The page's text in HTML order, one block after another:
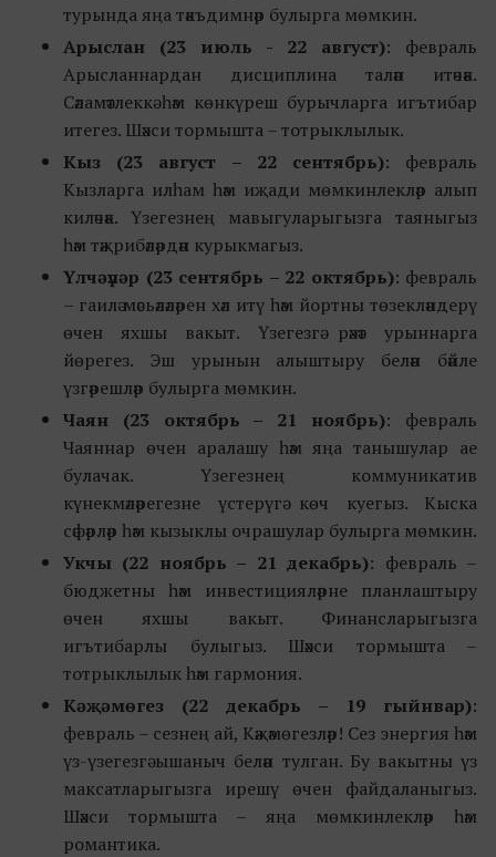
турында яңа тәкъдимнәр булырга мөмкин.
Арыслан (23 июль - 22 август): февраль
Арысланнардан дисциплина таләп итәчәк.
Сәламәтлеккә һәм көнкүреш бурычларга игътибар
итегез. Шәхси тормышта – тотрыклылык.
Кыз (23 август –22 сентябрь): февраль
Кызларга илһам һәм иҗади мөмкинлекләр алып
киләчәк. Үзегезнең мавыгуларыгызга таяныгыз
һәм тәҗрибәләрдән курыкмагыз.
Үлчәүләр (23 сентябрь –22 октябрь): февраль
– гаилә мәсьәләләрен хәл итү һәм йортны төзекләндерү
өчен яхшы вакыт. Үзегезгә рәхәт урыннарга
йөрегез. Эш урынын алыштыру белән бәйле
үзгәрешләр булырга мөмкин.
Чаян (23 октябрь – 21 ноябрь): февраль
Чаяннар өчен аралашу һәм яңа танышулар ае
булачак. Үзегезнең коммуникатив
күнекмәләрегезне үстерүгә көч куегыз. Кыска
сәфәрләр һәм кызыклы очрашулар булырга мөмкин.
Укчы (22 ноябрь – 21 декабрь): февраль –
бюджетны һәм инвестицияләрне планлаштыру
өчен яхшы вакыт. Финансларыгызга
игътибарлы булыгыз. Шәхси тормышта –
тотрыклылык һәм гармония.
Кәҗәмөгез (22 декабрь – 19 гыйнвар):
февраль – сезнең ай, Кәҗәмөгезләр! Сез энергия һәм
үз-үзегезгә ышаныч белән тулган. Бу вакытны үз
максатларыгызга ирешү өчен файдаланыгыз.
Шәхси тормышта – яңа мөмкинлекләр һәм
романтика.